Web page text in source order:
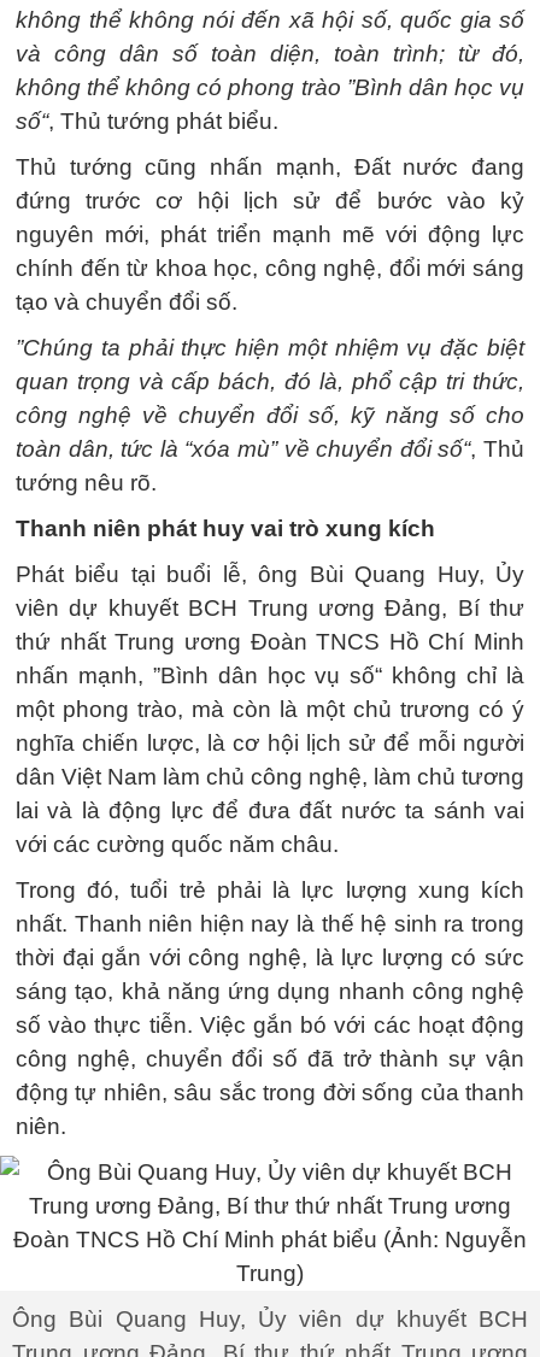
không thể không nói đến xã hội số, quốc gia số
và công dân số toàn diện, toàn trình; từ đó,
không thể không có phong trào ”Bình dân học vụ
số“, Thủ tướng phát biểu.
Thủ tướng cũng nhấn mạnh, Đất nước đang
đứng trước cơ hội lịch sử để bước vào kỷ
nguyên mới, phát triển mạnh mẽ với động lực
chính đến từ khoa học, công nghệ, đổi mới sáng
tạo và chuyển đổi số.
”Chúng ta phải thực hiện một nhiệm vụ đặc biệt
quan trọng và cấp bách, đó là, phổ cập tri thức,
công nghệ về chuyển đổi số, kỹ năng số cho
toàn dân, tức là “xóa mù” về chuyển đổi số“, Thủ
tướng nêu rõ.
Thanh niên phát huy vai trò xung kích
Phát biểu tại buổi lễ, ông Bùi Quang Huy, Ủy
viên dự khuyết BCH Trung ương Đảng, Bí thư
thứ nhất Trung ương Đoàn TNCS Hồ Chí Minh
nhấn mạnh, ”Bình dân học vụ số“ không chỉ là
một phong trào, mà còn là một chủ trương có ý
nghĩa chiến lược, là cơ hội lịch sử để mỗi người
dân Việt Nam làm chủ công nghệ, làm chủ tương
lai và là động lực để đưa đất nước ta sánh vai
với các cường quốc năm châu.
Trong đó, tuổi trẻ phải là lực lượng xung kích
nhất. Thanh niên hiện nay là thế hệ sinh ra trong
thời đại gắn với công nghệ, là lực lượng có sức
sáng tạo, khả năng ứng dụng nhanh công nghệ
số vào thực tiễn. Việc gắn bó với các hoạt động
công nghệ, chuyển đổi số đã trở thành sự vận
động tự nhiên, sâu sắc trong đời sống của thanh
niên.
Ông Bùi Quang Huy, Ủy viên dự khuyết BCH